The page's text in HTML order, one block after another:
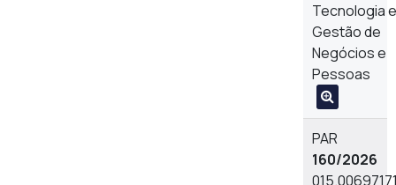
Tecnologia
Gestão de
Negócios e
Pessoas
PAR
160/2026